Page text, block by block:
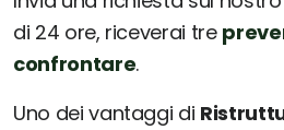
di 24 ore, riceverai tre
confrontare.
Uno dei vantaggi di